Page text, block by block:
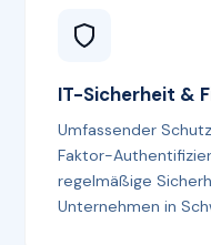
IT-Sicherheit &
Umfassender
Faktor-
regelmäßige
Unternehmen in